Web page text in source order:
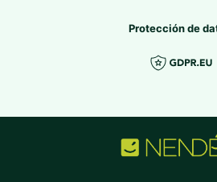
Protección de